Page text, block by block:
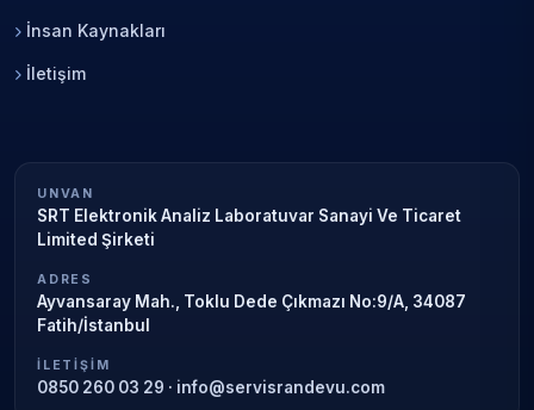
İnsan Kaynakları
İletişim
UNVAN
SRT Elektronik Analiz Laboratuvar Sanayi Ve Ticaret
Limited Şirketi
ADRES
Ayvansaray Mah., Toklu Dede Çıkmazı No:9/A, 34087
Fatih/İstanbul
İLETIŞIM
0850 260 03 29 · info@servisrandevu.com